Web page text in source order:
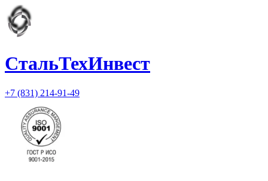
СтальТехИнвест
+7 (831) 214-91-49